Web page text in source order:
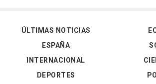
ÚLTIMAS NOTICIAS
ESPAÑA
INTERNACIONAL
DEPORTES